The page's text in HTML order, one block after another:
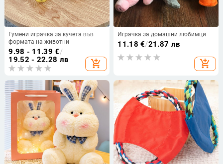
Гумени играчка за кучета във
формата на животни
9.98 - 11.39 €/
19.52 - 22.28 лв
add_shopping_cart
Играчка за домашни любимци
11.18 €/21.87 лв
add_shopping_cart